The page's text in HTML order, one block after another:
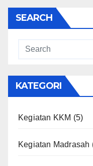
SEARCH
KATEGORI
Kegiatan KKM (5)
Kegiatan Madrasah